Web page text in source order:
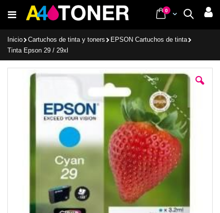
al
Buscar
Cart
0items
Inicio Cartuchos de tinta y toners
EPSON Cartuchos de tinta
Tinta Epson 29 / 29xl
imágenes